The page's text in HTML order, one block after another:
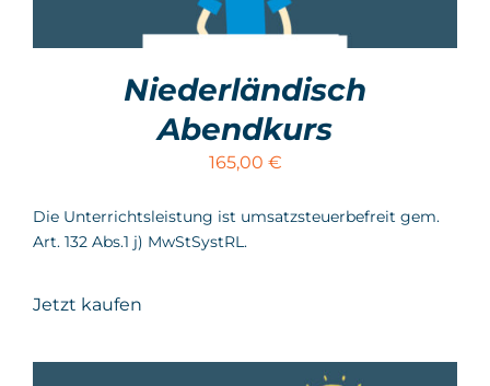
Niederländisch
Abendkurs
165,00 €
Die Unterrichtsleistung ist umsatzsteuerbefreit gem.
Art. 132 Abs.1 j) MwStSystRL.
Jetzt kaufen